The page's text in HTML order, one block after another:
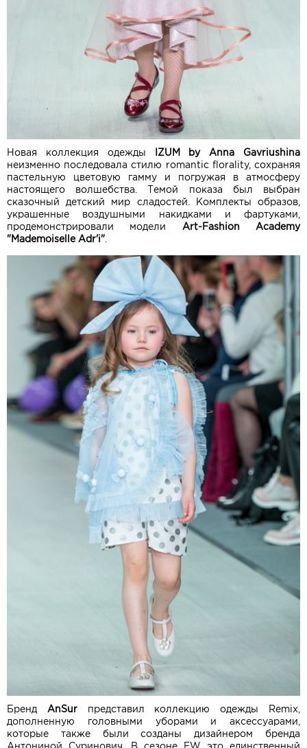
Новая коллекция одежды
IZUM by Anna Gavriushina
неизменно последовала стилю romantic florality, сохраняя
пастельную цветовую гамму и погружая в атмосферу
настоящего волшебства. Темой показа был выбран
сказочный детский мир сладостей. Комплекты образов,
украшенные воздушными накидками и фартуками,
продемонстрировали модели Art-Fashion Academy
"Mademoiselle Adr'i"
Бренд AnSurпредставил коллекцию одежды Remix,
дополненную головными уборами и аксессуарами,
которые также были созданы дизайнером бренда